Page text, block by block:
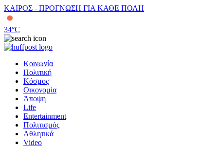
ΚΑΙΡΟΣ - ΠΡΟΓΝΩΣΗ ΓΙΑ ΚΑΘΕ ΠΟΛΗ
34°C
Κοινωνία
Πολιτική
Κόσμος
Οικονομία
Άποψη
Life
Entertainment
Πολιτισμός
Αθλητικά
Video